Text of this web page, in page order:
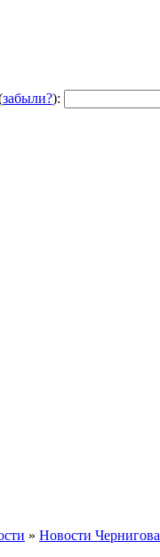
забыли?):
» Новости Чернигова